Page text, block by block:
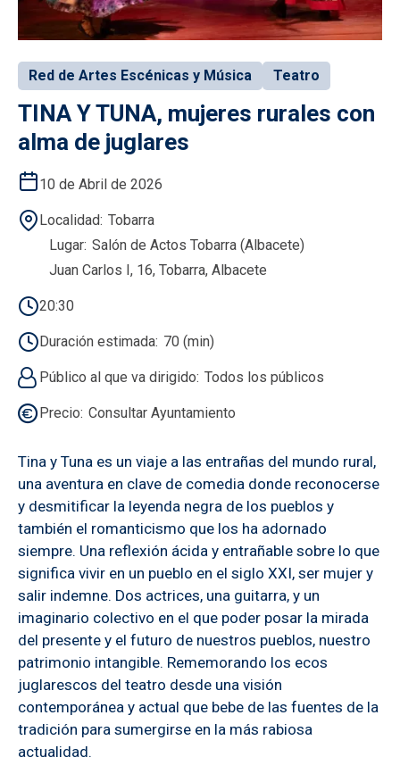
Red de Artes Escénicas y Música Teatro
TINA Y TUNA, mujeres rurales con
alma de juglares
10 de Abril de 2026
Localidad Tobarra
Lugar Salón de Actos Tobarra (Albacete)
Juan Carlos I, 16, Tobarra, Albacete
20:30
Duración estimada 70 (min)
Público al que va dirigido Todos los públicos
Precio Consultar Ayuntamiento
Tina y Tuna es un viaje a las entrañas del mundo rural,
una aventura en clave de comedia donde reconocerse
y desmitificar la leyenda negra de los pueblos y
también el romanticismo que los ha adornado
siempre. Una reflexión ácida y entrañable sobre lo que
significa vivir en un pueblo en el siglo XXI, ser mujer y
salir indemne. Dos actrices, una guitarra, y un
imaginario colectivo en el que poder posar la mirada
del presente y el futuro de nuestros pueblos, nuestro
patrimonio intangible. Rememorando los ecos
juglarescos del teatro desde una visión
contemporánea y actual que bebe de las fuentes de la
tradición para sumergirse en la más rabiosa
actualidad.